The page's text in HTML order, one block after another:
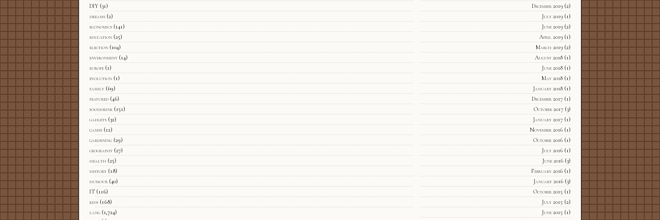
DIY (31)
dreams (2)
economics (141)
education (25)
election (104)
environment (14)
europe (1)
evolution (1)
family (69)
featured (46)
fooddrink (151)
gadgets (32)
games (12)
gardening (29)
geography (27)
health (25)
history (18)
humour (40)
IT (116)
kids (168)
lang (1,724)
December 2019(2)
July 2019(1)
June 2019(2)
April 2019(1)
March 2019(2)
August 2018(1)
June 2018(1)
May 2018(1)
January 2018(1)
December 2017(1)
October 2017(3)
January 2017(1)
November 2016(1)
October 2016(1)
July 2016(1)
June 2016(3)
February 2016(1)
January 2016(3)
October 2015 (1)
July 2015 (2)
June 2015 (1)